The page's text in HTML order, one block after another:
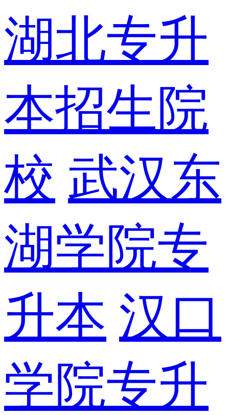
湖北专升
本招生院
校 武汉东
湖学院专
升本 汉口
学院专升